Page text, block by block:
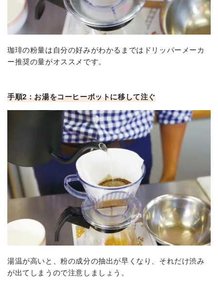
珈琲の粉量は自分の好みがわかるまではドリッパーメーカ
ー推奨の量がオススメです。
手順2：お湯をコーヒーポットに移して注ぐ
湯温が高いと、粉の成分の抽出が早くなり、それだけ渋み
が出てしまうので注意しましょう。